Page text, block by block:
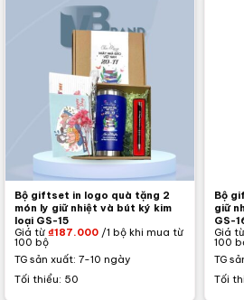
Bộ giftset in logo quà tặng 2
món ly giữ nhiệt và bút ký kim
loại GS-15
Giá từ ₫187.000 /1 bộ khi mua từ
100 bộ
TG sản xuất: 7-10 ngày
Tối thiểu: 50
Bộ
giữ
GS-
Giá từ
100
TG
Tối